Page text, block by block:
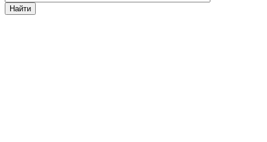
Найти